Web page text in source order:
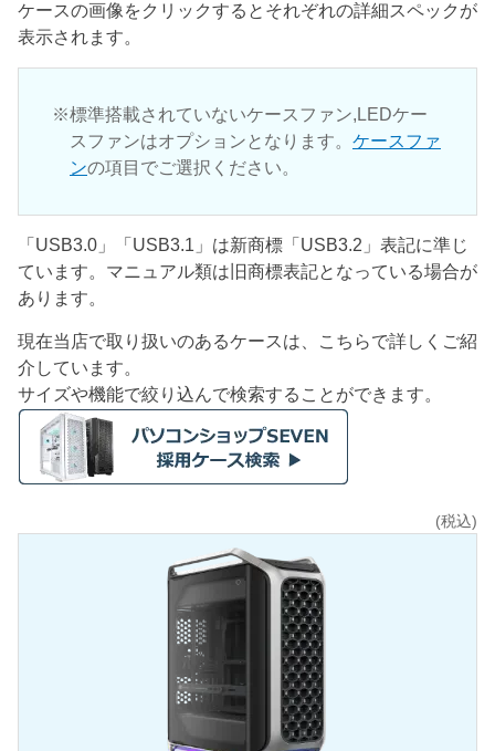
ケースの画像をクリックするとそれぞれの詳細スペックが
表示されます。
標準搭載されていないケースファン,LEDケー
スファンはオプションとなります。 ケースファ
ンの項目でご選択ください。
「USB3.0」「USB3.1」は新商標「USB3.2」表記に準じ
ています。マニュアル類は旧商標表記となっている場合が
あります。
現在当店で取り扱いのあるケースは、こちらで詳しくご紹
介しています。
サイズや機能で絞り込んで検索することができます。
(税込)